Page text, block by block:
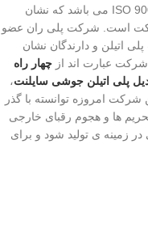
علامت استاندارد اجباری و تشویقی و 2015 ISO 9001 می باشد که نشان
است. شرکت پلی ران عضو
اتیلن و دارندگان نشان
عبارت اند از چهار راه
،
امروزه توانسته با گذر
ها و هجوم رقبای خارجی
زمینه ی تولید شود و برای